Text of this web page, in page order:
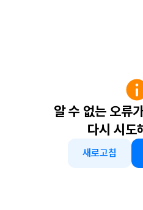
알 수 없는 오류
다시 시도
새로고침